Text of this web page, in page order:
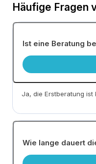
Häufige Fragen
Ist eine Beratung
Ja, die Erstberatung ist
Wie lange dauert